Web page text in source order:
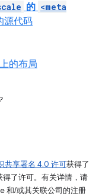
的 <meta
源代码
的布局
共享署名 4.0 许可获得了
得了许可。有关详情，请
和/或其关联公司的注册